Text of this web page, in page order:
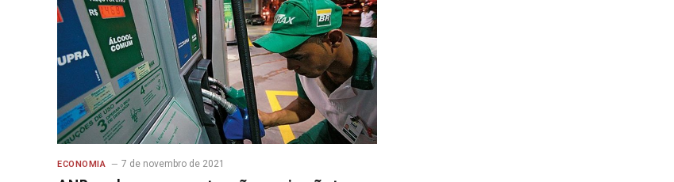
ECONOMIA 7 de novembro de 2021